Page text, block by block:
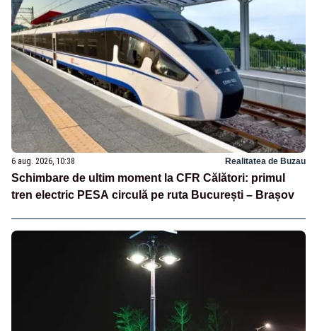
6 aug. 2026, 10:38 Realitatea de Buzau
Schimbare de ultim moment la CFR Călători: primul
tren electric PESA circulă pe ruta București – Brașov